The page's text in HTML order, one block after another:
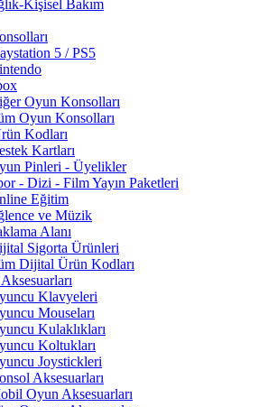
Kişisel Bakım
5 / PS5
Oyun Konsolları
Oyun Konsolları
Kodları
Kartları
Pinleri - Üyelikler
- Dizi - Film Yayın Paketleri
Eğitim
ve Müzik
Alanı
Sigorta Ürünleri
Dijital Ürün Kodları
Klavyeleri
Mouseları
Kulaklıkları
Koltukları
Joystickleri
Aksesuarları
Oyun Aksesuarları